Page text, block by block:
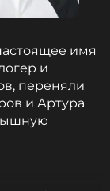
имя
и
переняли
и Артура